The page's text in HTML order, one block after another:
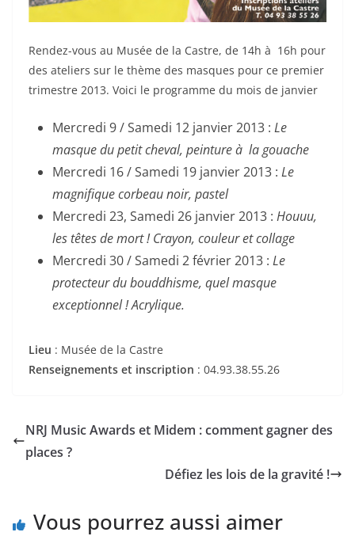
Rendez-vous au Musée de la Castre, de 14h à 16h pour
des ateliers sur le thème des masques pour ce premier
trimestre 2013. Voici le programme du mois de janvier
Mercredi 9 / Samedi 12 janvier 2013 : Le
masque du petit cheval, peinture à la gouache
Mercredi 16 / Samedi 19 janvier 2013 : Le
magnifique corbeau noir, pastel
Mercredi 23, Samedi 26 janvier 2013 : Houuu,
les têtes de mort ! Crayon, couleur et collage
Mercredi 30 / Samedi 2 février 2013 : Le
protecteur du bouddhisme, quel masque
exceptionnel ! Acrylique.
Lieu : Musée de la Castre
Renseignements et inscription : 04.93.38.55.26
NRJ Music Awards et Midem : comment gagner des
places ?
Défiez les lois de la gravité !
Vous pourrez aussi aimer